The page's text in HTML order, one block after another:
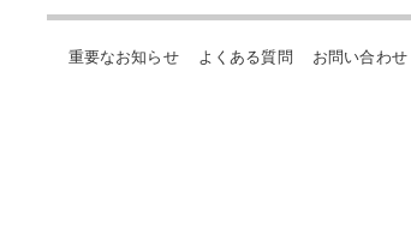
重要なお知らせ よくある質問 お問い合わせ